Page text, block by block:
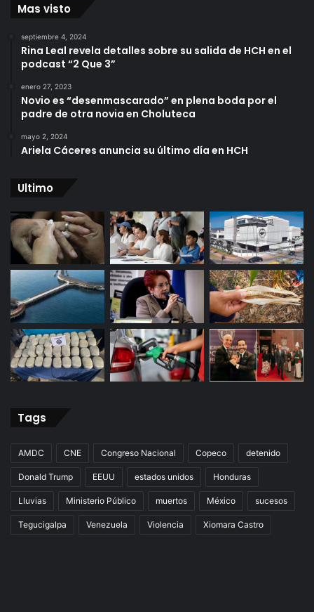
Mas visto
septiembre 4, 2024
Rina Leal revela detalles sobre su salida de HCH en el
podcast “2 Que 3”
enero 27, 2023
Novio es “desenmascarado” en plena boda por el
padre de otra novia en Choluteca
mayo 2, 2024
Ariela Cáceres anuncia su último día en HCH
Ultimo
Tags
AMDC CNE Congreso Nacional Copeco detenido
Donald Trump EEUU estados unidos Honduras
Lluvias Ministerio Público muertos México sucesos
Tegucigalpa Venezuela Violencia Xiomara Castro